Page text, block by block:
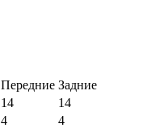
Передние Задние
14
14
4
4